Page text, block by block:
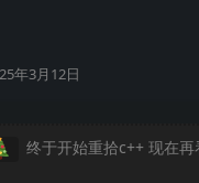
年3月12日
终于开始重拾c++ 现在